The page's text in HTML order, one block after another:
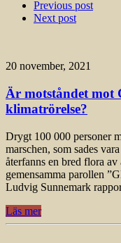
Previous post
Next post
20 november, 2021
Är motståndet mot
klimatrörelse?
Drygt 100 000 personer
marschen, som sades
återfanns en bred flora
gemensamma parollen
Ludvig Sunnemark
Läs mer